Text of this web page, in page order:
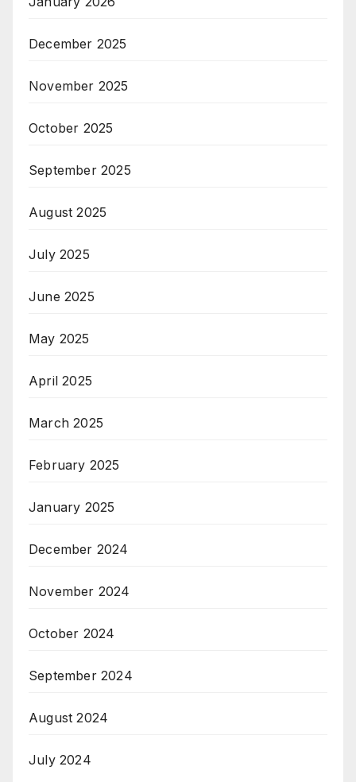
December 2025
November 2025
October 2025
September 2025
August 2025
July 2025
June 2025
May 2025
April 2025
March 2025
February 2025
January 2025
December 2024
November 2024
October 2024
September 2024
August 2024
July 2024